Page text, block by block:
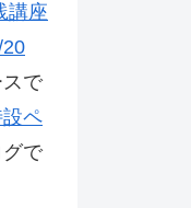
講座
で
ペ
で